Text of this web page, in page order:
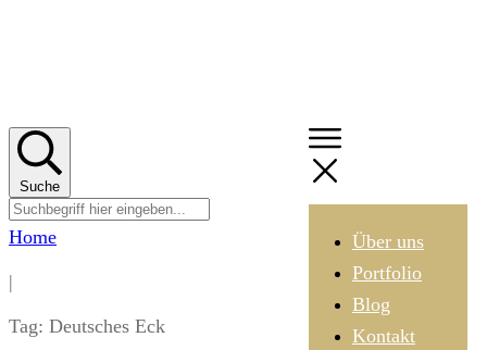
Über uns
Portfolio
Blog
Kontakt
Suche
Home
|
Tag: Deutsches Eck